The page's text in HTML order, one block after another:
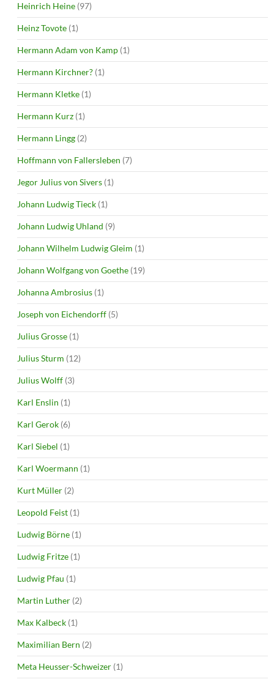
Heinrich Heine (97)
Heinz Tovote (1)
Hermann Adam von Kamp (1)
Hermann Kirchner? (1)
Hermann Kletke (1)
Hermann Kurz (1)
Hermann Lingg (2)
Hoffmann von Fallersleben (7)
Jegor Julius von Sivers (1)
Johann Ludwig Tieck (1)
Johann Ludwig Uhland (9)
Johann Wilhelm Ludwig Gleim (1)
Johann Wolfgang von Goethe (19)
Johanna Ambrosius (1)
Joseph von Eichendorff (5)
Julius Grosse (1)
Julius Sturm (12)
Julius Wolff (3)
Karl Enslin (1)
Karl Gerok (6)
Karl Siebel (1)
Karl Woermann (1)
Kurt Müller (2)
Leopold Feist (1)
Ludwig Börne (1)
Ludwig Fritze (1)
Ludwig Pfau (1)
Martin Luther (2)
Max Kalbeck (1)
Maximilian Bern (2)
Meta Heusser-Schweizer (1)